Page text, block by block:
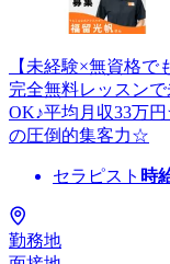
【未経験×無資格
完全無料レッスン
OK♪平均月収33万
の圧倒的集客力☆
セラピスト 時
勤務地